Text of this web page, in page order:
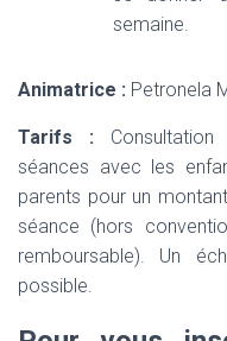
semaine.
Animatrice : Petronela
Tarifs :
séances avec les
parents pour un
séance (hors
remboursable). Un
possible.